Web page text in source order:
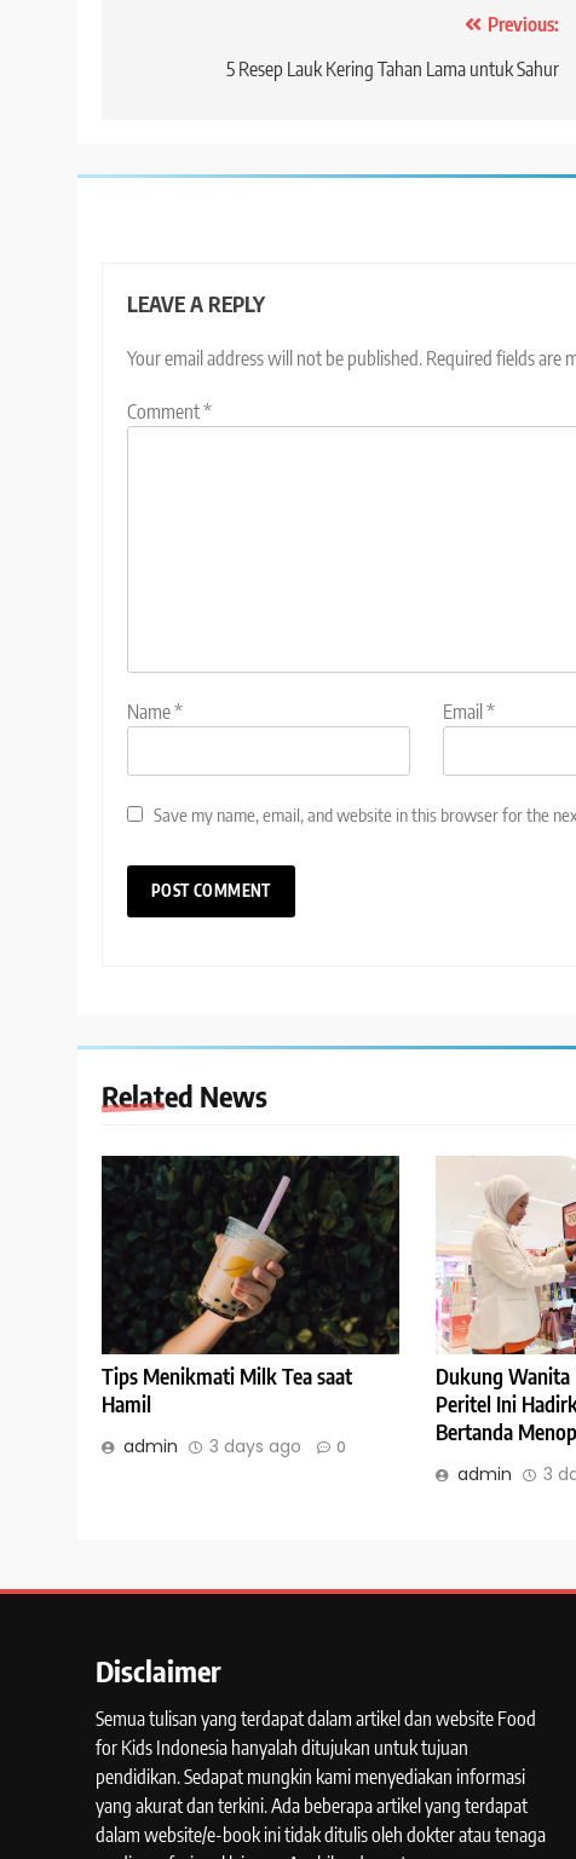
navigation
Previous:
5 Resep Lauk Kering Tahan Lama untuk Sahur
LEAVE A REPLY
Your email address will not be published. Required fields are
Comment*
Name* Email *
Save my name, email, and website in this browser for the
Related News
Tips Menikmati Milk Tea saat
Hamil
admin 3 days ago 0
Dukung Wanita
Peritel Ini
Bertanda
admin 3
Disclaimer
Semua tulisan yang terdapat dalam artikel dan website Food
for Kids Indonesia hanyalah ditujukan untuk tujuan
pendidikan. Sedapat mungkin kami menyediakan informasi
yang akurat dan terkini. Ada beberapa artikel yang terdapat
dalam website/e-book ini tidak ditulis oleh dokter atau tenaga